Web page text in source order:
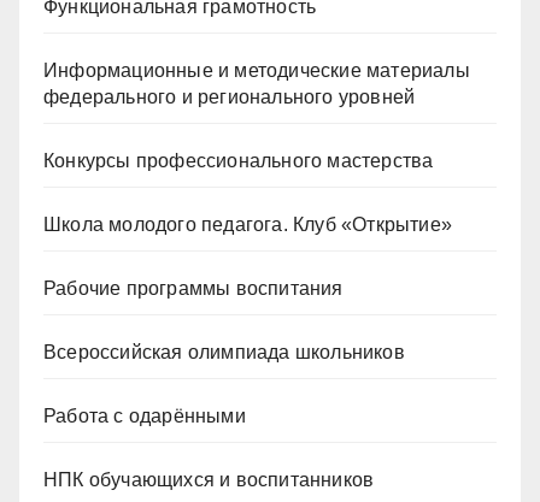
Функциональная грамотность
Информационные и методические материалы
федерального и регионального уровней
Конкурсы профессионального мастерства
Школа молодого педагога. Клуб «Открытие»
Рабочие программы воспитания
Всероссийская олимпиада школьников
Работа с одарёнными
НПК обучающихся и воспитанников